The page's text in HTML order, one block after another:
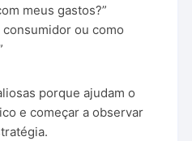
meus gastos?”
ou como
porque ajudam o
e começar a observar